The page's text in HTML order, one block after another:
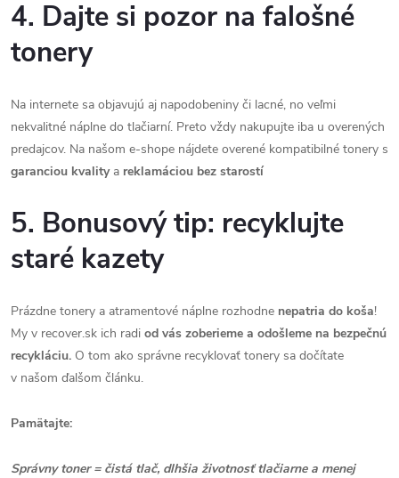
4. Dajte si pozor na falošné
tonery
Na internete sa objavujú aj napodobeniny či lacné, no veľmi
nekvalitné náplne do tlačiarní. Preto vždy nakupujte iba u overených
predajcov. Na našom e-shope nájdete overené kompatibilné tonery s
garanciou kvalitya reklamáciou bez starostí
5. Bonusový tip: recyklujte
staré kazety
Prázdne tonery a atramentové náplne rozhodne nepatria do koša!
My v recover.sk ich radi od vás zoberieme a odošleme na bezpečnú
recykláciu. O tom ako správne recyklovať tonery sa dočítate
v našom ďalšom článku.
Pamätajte:
Správny toner = čistá tlač, dlhšia životnosť tlačiarne a menej